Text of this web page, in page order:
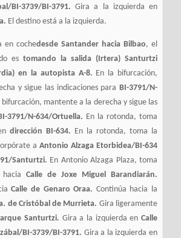
BI-3739/BI-3791. Gira a la izquierda en
El destino está a la izquierda.
en cochedesde Santander hacia Bilbao, el
es tomando la salida (Irtera) Santurtzi
en la autopista A-8. En la bifurcación,
y sigue las indicaciones para BI-3791/N-
bifurcación, mantente a la derecha y sigue las
3791/N-634/Ortuella. En la rotonda, toma
dirección BI-634. En la rotonda, toma la
aAntonio Alzaga Etorbidea/BI-634
Santurtzi. En Antonio Alzaga Plaza, toma
hacia Calle de Joxe Miguel Barandiarán.
Calle de Genaro Oraa. Continúa hacia la
de Cristóbal de Murrieta. Gira ligeramente
Santurtzi. Gira a la izquierda enCalle
BI-3739/BI-3791. Gira a la izquierda en